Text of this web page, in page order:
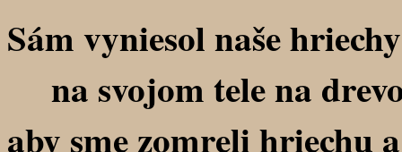
Sám vyniesol naše
na svojom tele na
aby sme zomreli hriechu